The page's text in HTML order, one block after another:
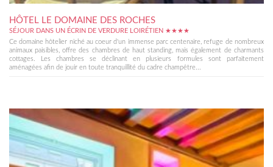
HÔTEL LE DOMAINE DES ROCHES
SÉJOUR DANS UN ÉCRIN DE VERDURE LOIRÉTIEN ★★★★
Ce domaine hôtelier niché au coeur d'un immense parc centenaire, refuge de nombreux
animaux paisibles, offre des chambres de haut standing, mais également de charmants
cottages. Les chambres se déclinant en plusieurs formules sont parfaitement
aménagées afin de jouir en toute tranquillité du cadre champêtre...